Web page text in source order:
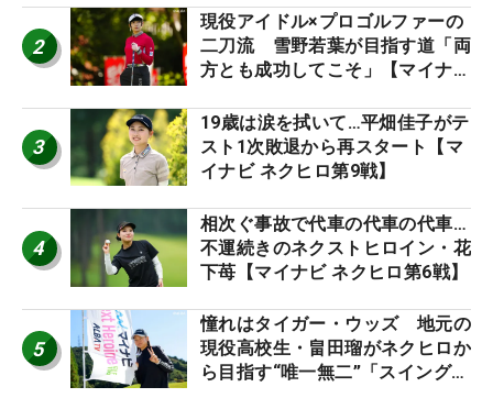
2
現役アイドル×プロゴルファーの
二刀流 雪野若葉が目指す道「両
方とも成功してこそ」【マイナビ
3
19歳は涙を拭いて…平畑佳子がテ
スト1次敗退から再スタート【マ
イナビ ネクヒロ第9戦】
4
相次ぐ事故で代車の代車の代車…
不運続きのネクストヒロイン・花
下苺【マイナビ ネクヒロ第6戦】
5
憧れはタイガー・ウッズ 地元の
現役高校生・畠田瑠がネクヒロか
ら目指す“唯一無二”「スイングは